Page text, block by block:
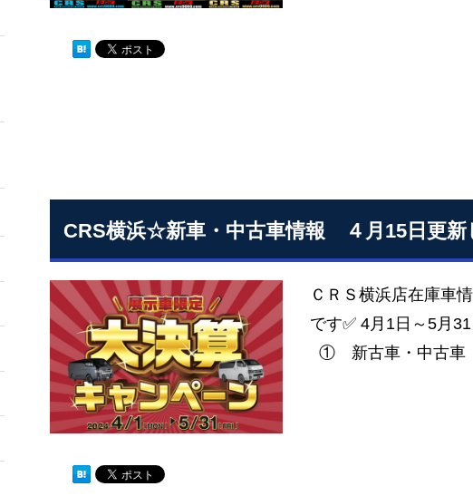
CRS横浜☆新車・中古車情報 ４月15日更新
ＣＲＳ横浜店在庫車
です✅ 4月1日～5月
① 新古車・中古車